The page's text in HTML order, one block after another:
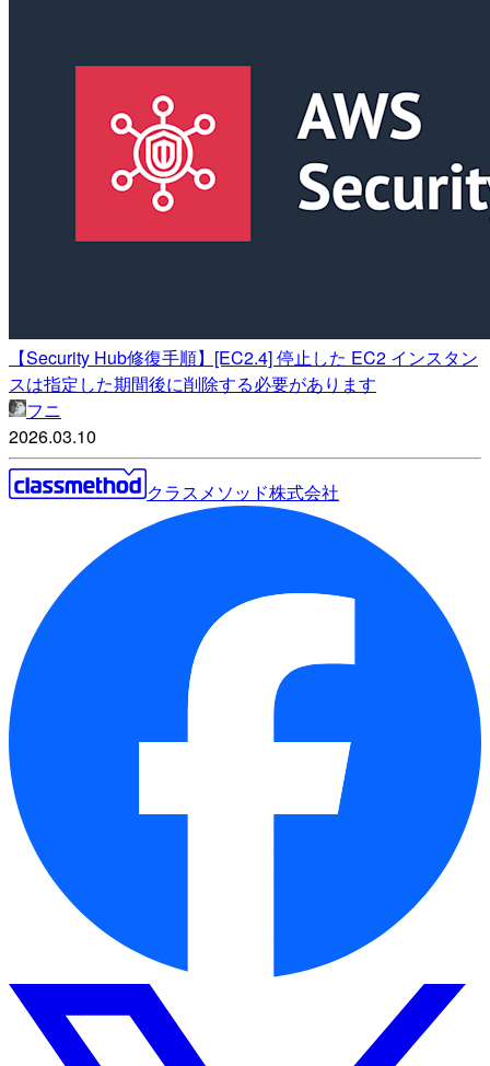
【Security Hub修復手順】[EC2.4] 停止した EC2 インスタン
スは指定した期間後に削除する必要があります
フニ
2026.03.10
クラスメソッド株式会社